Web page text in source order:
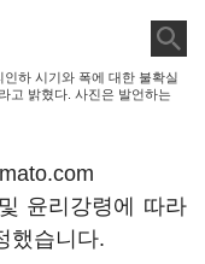
하 시기와 폭에 대한 불확실
고 밝혔다. 사진은 발언하는
윤리강령에 따라
했습니다.